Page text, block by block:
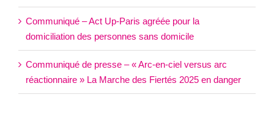
Communiqué – Act Up-Paris agréée pour la
domiciliation des personnes sans domicile
Communiqué de presse – « Arc-en-ciel versus arc
réactionnaire » La Marche des Fiertés 2025 en danger